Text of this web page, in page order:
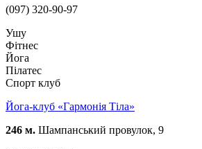
(097) 320-90-97
Ушу
Фітнес
Йога
Пілатес
Спорт клуб
Йога-клуб «Гармонія Тіла»
246 м. Шампанський провулок, 9